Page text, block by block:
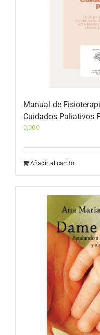
Manual de
Cuidados Paliativos
0,00€
Añadir al carrito